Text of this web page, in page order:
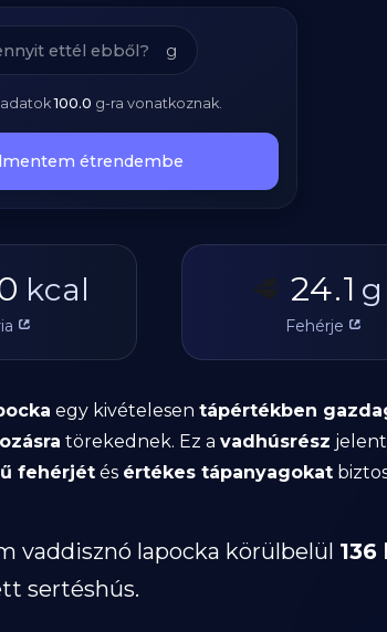
g
adatok100.0 g-ra vonatkoznak.
étrendembe
kcal 🥩 24.1 g
Fehérje
egy kivételesen tápértékben
törekednek. Ez a vadhúsrész
fehérjét és értékes tápanyagokat
vaddisznó lapocka körülbelül
sertéshús.